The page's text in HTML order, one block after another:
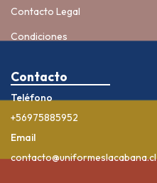
Contacto Legal
Condiciones
Contacto
Teléfono
+56975885952
Email
contacto@uniformeslacabana.cl